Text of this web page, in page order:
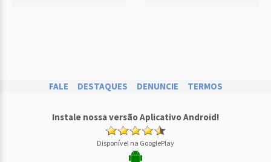
FALE DESTAQUES DENUNCIE TERMOS
Instale nossa versão Aplicativo Android!
Disponível na GooglePlay